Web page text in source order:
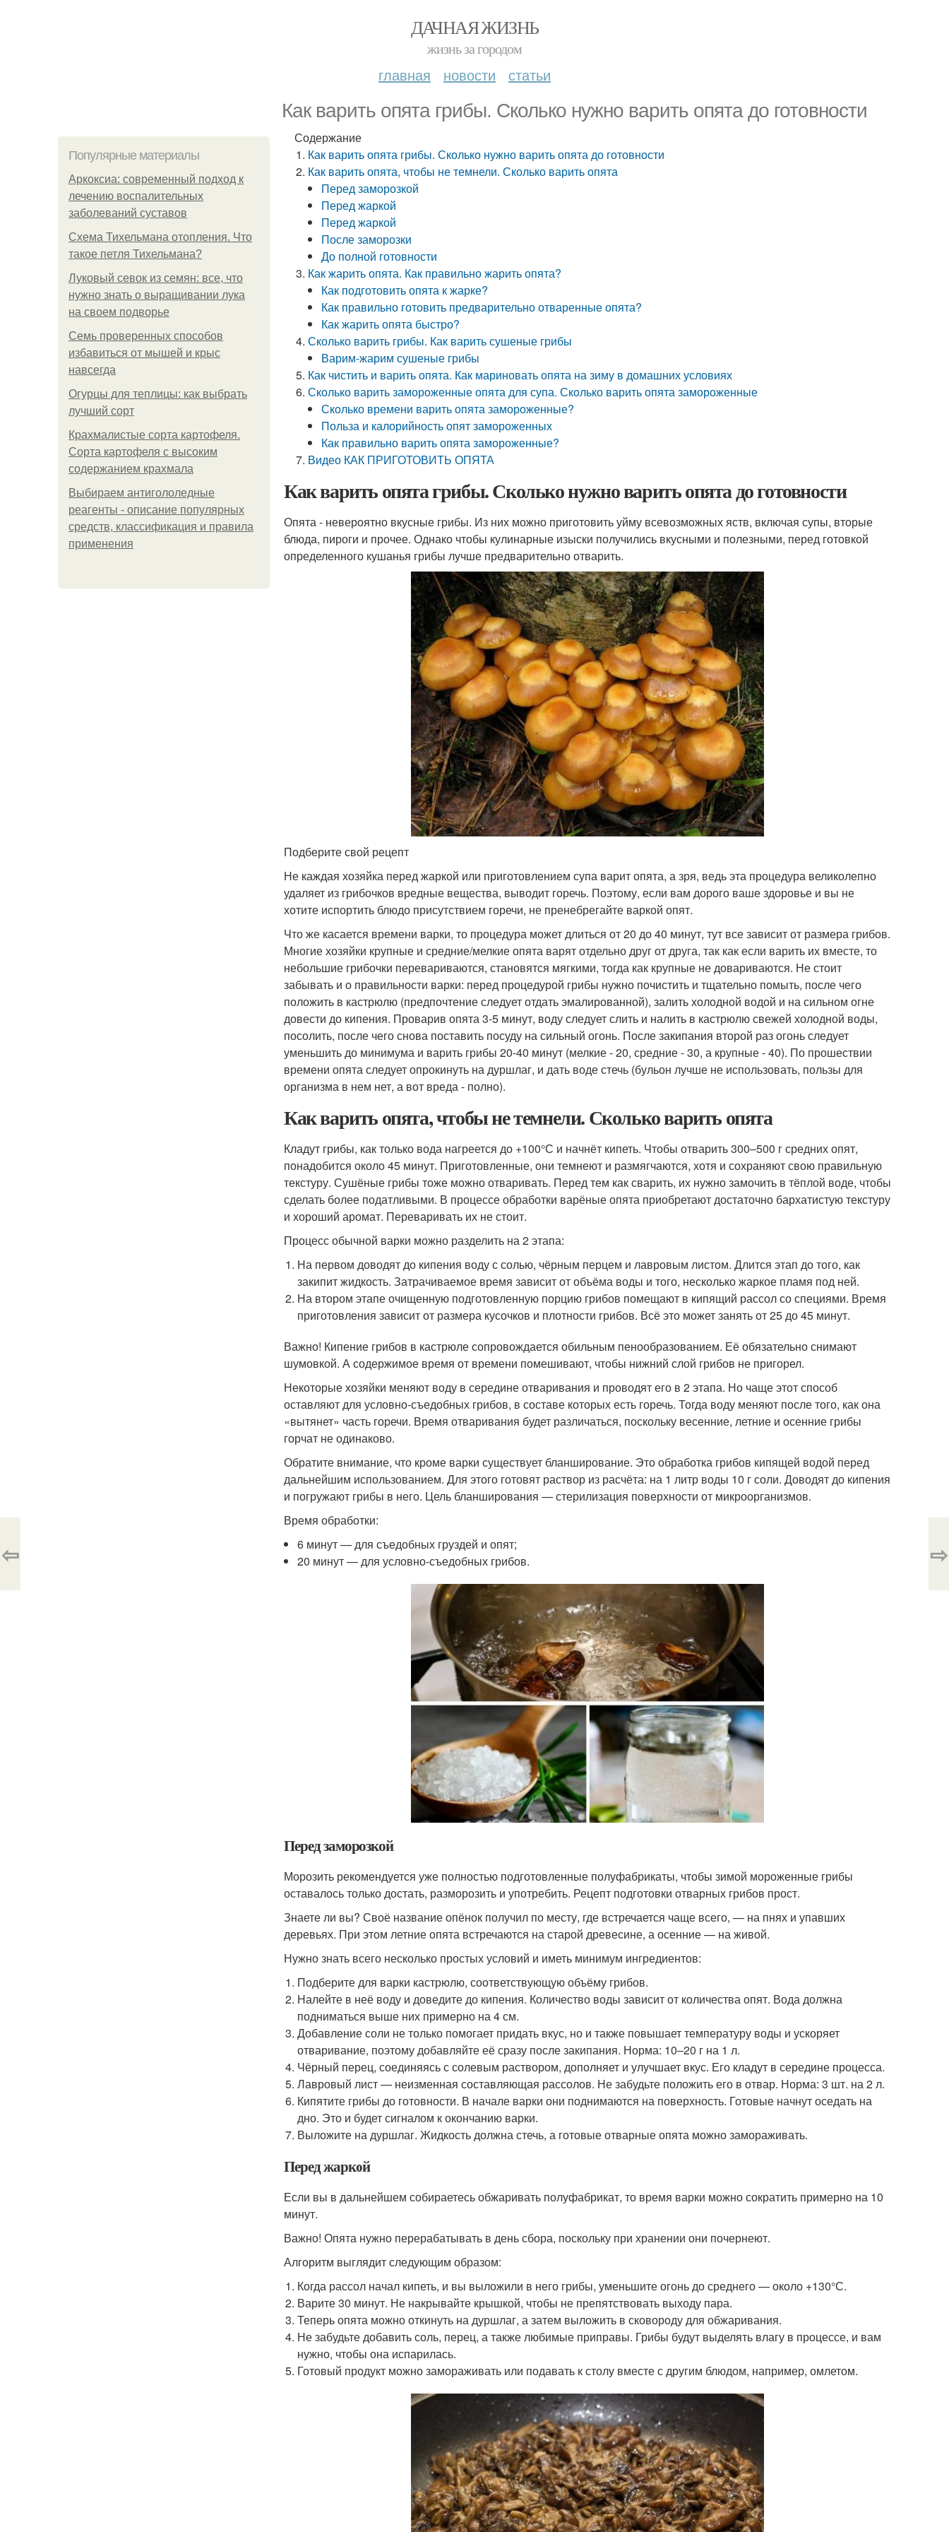
ДАЧНАЯ ЖИЗНЬ
жизнь за городом
главная новости статьи
Как варить опята грибы. Сколько нужно варить опята до готовности
Популярные материалы
Аркоксиа: современный подход к
лечению воспалительных
заболеваний суставов
Схема Тихельмана отопления. Что
такое петля Тихельмана?
Луковый севок из семян: все, что
нужно знать о выращивании лука
на своем подворье
Семь проверенных способов
избавиться от мышей и крыс
навсегда
Огурцы для теплицы: как выбрать
лучший сорт
Крахмалистые сорта картофеля.
Сорта картофеля с высоким
содержанием крахмала
Выбираем антигололедные
реагенты - описание популярных
средств, классификация и правила
применения
Содержание
Как варить опята грибы. Сколько нужно варить опята до готовности
Как варить опята, чтобы не темнели. Сколько варить опята
Перед заморозкой
Перед жаркой
Перед жаркой
После заморозки
До полной готовности
Как жарить опята. Как правильно жарить опята?
Как подготовить опята к жарке?
Как правильно готовить предварительно отваренные опята?
Как жарить опята быстро?
Сколько варить грибы. Как варить сушеные грибы
Варим-жарим сушеные грибы
Как чистить и варить опята. Как мариновать опята на зиму в домашних условиях
Сколько варить замороженные опята для супа. Сколько варить опята замороженные
Сколько времени варить опята замороженные?
Польза и калорийность опят замороженных
Как правильно варить опята замороженные?
Видео КАК ПРИГОТОВИТЬ ОПЯТА
Как варить опята грибы. Сколько нужно варить опята до готовности
Опята - невероятно вкусные грибы. Из них можно приготовить уйму всевозможных яств, включая супы, вторые
блюда, пироги и прочее. Однако чтобы кулинарные изыски получились вкусными и полезными, перед готовкой
определенного кушанья грибы лучше предварительно отварить.
Подберите свой рецепт
Не каждая хозяйка перед жаркой или приготовлением супа варит опята, а зря, ведь эта процедура великолепно
удаляет из грибочков вредные вещества, выводит горечь. Поэтому, если вам дорого ваше здоровье и вы не
хотите испортить блюдо присутствием горечи, не пренебрегайте варкой опят.
Что же касается времени варки, то процедура может длиться от 20 до 40 минут, тут все зависит от размера грибов.
Многие хозяйки крупные и средние/мелкие опята варят отдельно друг от друга, так как если варить их вместе, то
небольшие грибочки перевариваются, становятся мягкими, тогда как крупные не довариваются. Не стоит
забывать и о правильности варки: перед процедурой грибы нужно почистить и тщательно помыть, после чего
положить в кастрюлю (предпочтение следует отдать эмалированной), залить холодной водой и на сильном огне
довести до кипения. Проварив опята 3-5 минут, воду следует слить и налить в кастрюлю свежей холодной воды,
посолить, после чего снова поставить посуду на сильный огонь. После закипания второй раз огонь следует
уменьшить до минимума и варить грибы 20-40 минут (мелкие - 20, средние - 30, а крупные - 40). По прошествии
времени опята следует опрокинуть на дуршлаг, и дать воде стечь (бульон лучше не использовать, пользы для
организма в нем нет, а вот вреда - полно).
Как варить опята, чтобы не темнели. Сколько варить опята
Кладут грибы, как только вода нагреется до +100°С и начнёт кипеть. Чтобы отварить 300–500 г средних опят,
понадобится около 45 минут. Приготовленные, они темнеют и размягчаются, хотя и сохраняют свою правильную
текстуру. Сушёные грибы тоже можно отваривать. Перед тем как сварить, их нужно замочить в тёплой воде, чтобы
сделать более податливыми. В процессе обработки варёные опята приобретают достаточно бархатистую текстуру
и хороший аромат. Переваривать их не стоит.
Процесс обычной варки можно разделить на 2 этапа:
На первом доводят до кипения воду с солью, чёрным перцем и лавровым листом. Длится этап до того, как
закипит жидкость. Затрачиваемое время зависит от объёма воды и того, несколько жаркое пламя под ней.
На втором этапе очищенную подготовленную порцию грибов помещают в кипящий рассол со специями. Время
приготовления зависит от размера кусочков и плотности грибов. Всё это может занять от 25 до 45 минут.
Важно! Кипение грибов в кастрюле сопровождается обильным пенообразованием. Её обязательно снимают
шумовкой. А содержимое время от времени помешивают, чтобы нижний слой грибов не пригорел.
Некоторые хозяйки меняют воду в середине отваривания и проводят его в 2 этапа. Но чаще этот способ
оставляют для условно-съедобных грибов, в составе которых есть горечь. Тогда воду меняют после того, как она
«вытянет» часть горечи. Время отваривания будет различаться, поскольку весенние, летние и осенние грибы
горчат не одинаково.
Обратите внимание, что кроме варки существует бланширование. Это обработка грибов кипящей водой перед
дальнейшим использованием. Для этого готовят раствор из расчёта: на 1 литр воды 10 г соли. Доводят до кипения
и погружают грибы в него. Цель бланширования — стерилизация поверхности от микроорганизмов.
Время обработки:
6 минут — для съедобных груздей и опят;
20 минут — для условно-съедобных грибов.
Перед заморозкой
Морозить рекомендуется уже полностью подготовленные полуфабрикаты, чтобы зимой мороженные грибы
оставалось только достать, разморозить и употребить. Рецепт подготовки отварных грибов прост.
Знаете ли вы? Своё название опёнок получил по месту, где встречается чаще всего, — на пнях и упавших
деревьях. При этом летние опята встречаются на старой древесине, а осенние — на живой.
Нужно знать всего несколько простых условий и иметь минимум ингредиентов:
Подберите для варки кастрюлю, соответствующую объёму грибов.
Налейте в неё воду и доведите до кипения. Количество воды зависит от количества опят. Вода должна
подниматься выше них примерно на 4 см.
Добавление соли не только помогает придать вкус, но и также повышает температуру воды и ускоряет
отваривание, поэтому добавляйте её сразу после закипания. Норма: 10–20 г на 1 л.
Чёрный перец, соединяясь с солевым раствором, дополняет и улучшает вкус. Его кладут в середине процесса.
Лавровый лист — неизменная составляющая рассолов. Не забудьте положить его в отвар. Норма: 3 шт. на 2 л.
Кипятите грибы до готовности. В начале варки они поднимаются на поверхность. Готовые начнут оседать на
дно. Это и будет сигналом к окончанию варки.
Выложите на дуршлаг. Жидкость должна стечь, а готовые отварные опята можно замораживать.
Перед жаркой
Если вы в дальнейшем собираетесь обжаривать полуфабрикат, то время варки можно сократить примерно на 10
минут.
Важно! Опята нужно перерабатывать в день сбора, поскольку при хранении они почернеют.
Алгоритм выглядит следующим образом:
Когда рассол начал кипеть, и вы выложили в него грибы, уменьшите огонь до среднего — около +130°С.
Варите 30 минут. Не накрывайте крышкой, чтобы не препятствовать выходу пара.
Теперь опята можно откинуть на дуршлаг, а затем выложить в сковороду для обжаривания.
Не забудьте добавить соль, перец, а также любимые приправы. Грибы будут выделять влагу в процессе, и вам
нужно, чтобы она испарилась.
Готовый продукт можно замораживать или подавать к столу вместе с другим блюдом, например, омлетом.
⇦ ⇨